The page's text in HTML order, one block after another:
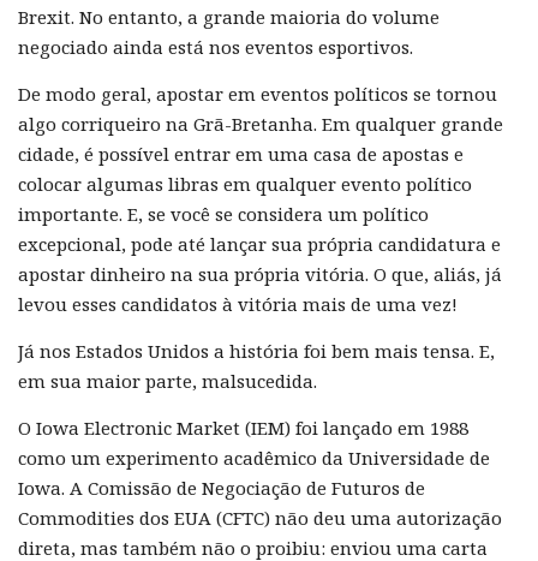
Brexit. No entanto, a grande maioria do volume
negociado ainda está nos eventos esportivos.
De modo geral, apostar em eventos políticos se tornou
algo corriqueiro na Grã-Bretanha. Em qualquer grande
cidade, é possível entrar em uma casa de apostas e
colocar algumas libras em qualquer evento político
importante. E, se você se considera um político
excepcional, pode até lançar sua própria candidatura e
apostar dinheiro na sua própria vitória. O que, aliás, já
levou esses candidatos à vitória mais de uma vez!
Já nos Estados Unidos a história foi bem mais tensa. E,
em sua maior parte, malsucedida.
O Iowa Electronic Market (IEM) foi lançado em 1988
como um experimento acadêmico da Universidade de
Iowa. A Comissão de Negociação de Futuros de
Commodities dos EUA (CFTC) não deu uma autorização
direta, mas também não o proibiu: enviou uma carta